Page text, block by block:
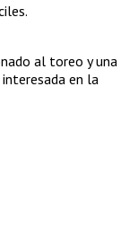
al toreo y una
en la